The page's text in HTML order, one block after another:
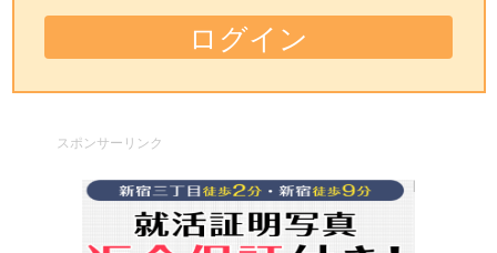
スポンサーリンク